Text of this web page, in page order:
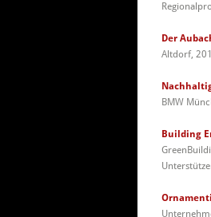
Der
Altdorf,
BMW
Building